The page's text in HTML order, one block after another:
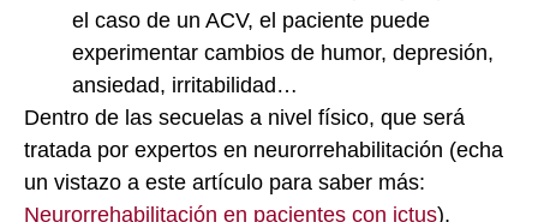
el caso de un ACV, el paciente puede
experimentar cambios de humor, depresión,
ansiedad, irritabilidad…
Dentro de las secuelas a nivel físico, que será
tratada por expertos en neurorrehabilitación (echa
un vistazo a este artículo para saber más:
Neurorrehabilitación en pacientes con ictus),